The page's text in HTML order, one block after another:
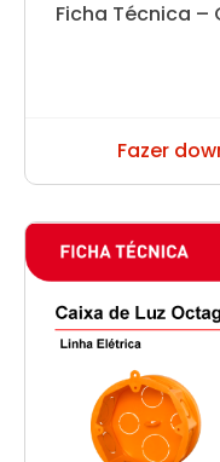
Ficha Técnica –
Fazer